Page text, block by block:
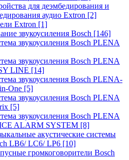
для деэмбедирования и
аудио Extron [2]
Extron [1]
звукоусиления Bosch [146]
звукоусиления Bosch PLENA
звукоусиления Bosch PLENA
LINE [14]
звукоусиления Bosch PLENA-
One [5]
звукоусиления Bosch PLENA
[5]
звукоусиления Bosch PLENA
ALARM SYSTEM [8]
акустические системы
LB6/ LC6/ LP6 [10]
громкоговорители Bosch